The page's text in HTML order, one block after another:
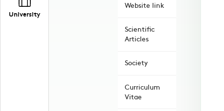
University
Website link
Scientific
Articles
Society
Curriculum
Vitae